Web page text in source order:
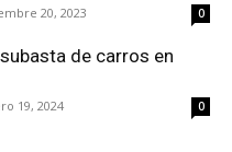
20, 2023 0
de carros en
19, 2024 0